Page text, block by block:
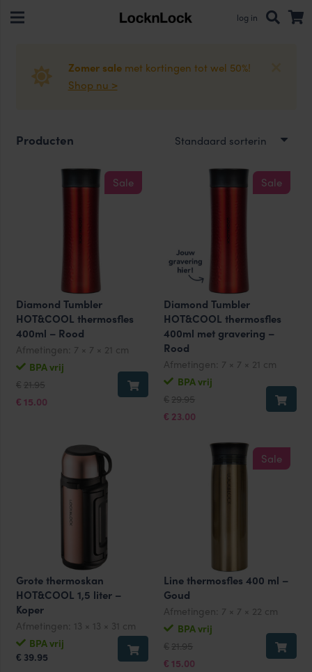
log in
Zomer salemet kortingen tot wel 50%!
Shop nu >
Producten
Sale
Diamond Tumbler
HOT&COOL thermosfles
400ml – Rood
Afmetingen: 7 × 7 × 21 cm
BPA vrij
€ 21.95
Oorspronkelijke
prijs
was:
€ 15.00
Huidige
prijs
is:
Sale
Diamond Tumbler
HOT&COOL thermosfles
400ml met gravering –
Rood
Afmetingen: 7 × 7 × 21 cm
BPA vrij
€ 29.95
Oorspronkelijke
prijs
was:
€ 23.00
Huidige
prijs
is:
Grote thermoskan
HOT&COOL 1,5 liter –
Koper
Afmetingen:
13 × 13 × 31 cm
BPA vrij
€ 39.95
Sale
Line thermosfles 400 ml –
Goud
Afmetingen: 7 × 7 × 22 cm
BPA vrij
€ 21.95
Oorspronkelijke
prijs
was:
€ 15.00
Huidige
prijs
is: